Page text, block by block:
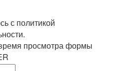
с политикой
просмотра формы